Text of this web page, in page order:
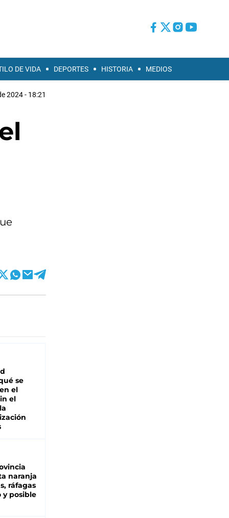
DE VIDA DEPORTES HISTORIA MEDIOS
2024 - 18:21
se
el
el
naranja
ráfagas
y posible